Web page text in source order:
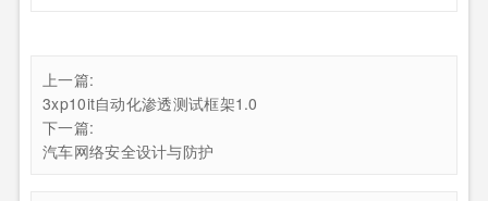
上一篇:
3xp10it自动化渗透测试框架1.0
下一篇:
汽车网络安全设计与防护